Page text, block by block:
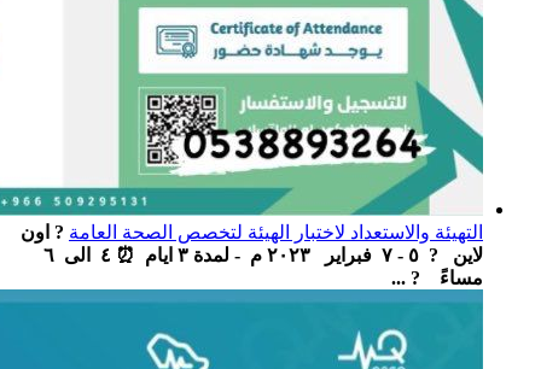
التهيئة والاستعداد لاختبار الهيئة لتخصص الصحة العامة ? اون
لاين ‏ ‏ ? ٥ - ٧ فبراير ٢٠٢٣ م - لمدة ٣ ايام ‏ ⏰ ٤ الى ٦
مساءً ‏ ? ...